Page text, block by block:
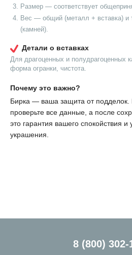
Размер — соответствует
Вес — общий (металл + вставка) и
(камней).
Детали о вставках
Для драгоценных и полудрагоценных
форма огранки, чистота.
Почему это важно?
Бирка — ваша защита от подделок.
проверьте все данные, а после
это гарантия вашего спокойствия и
украшения.
8 (800) 302-